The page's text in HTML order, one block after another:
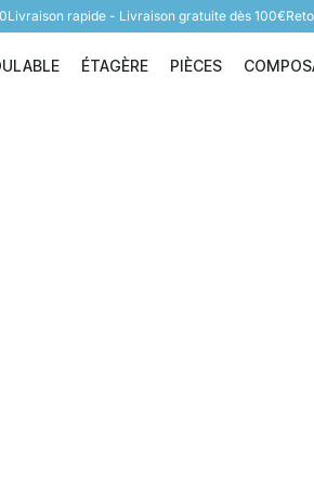
Livraison rapide - Livraison gratuite dès 100€
Étagère modulable
ÉTAGÈRE
Étagère
PIÈCES
Pièces